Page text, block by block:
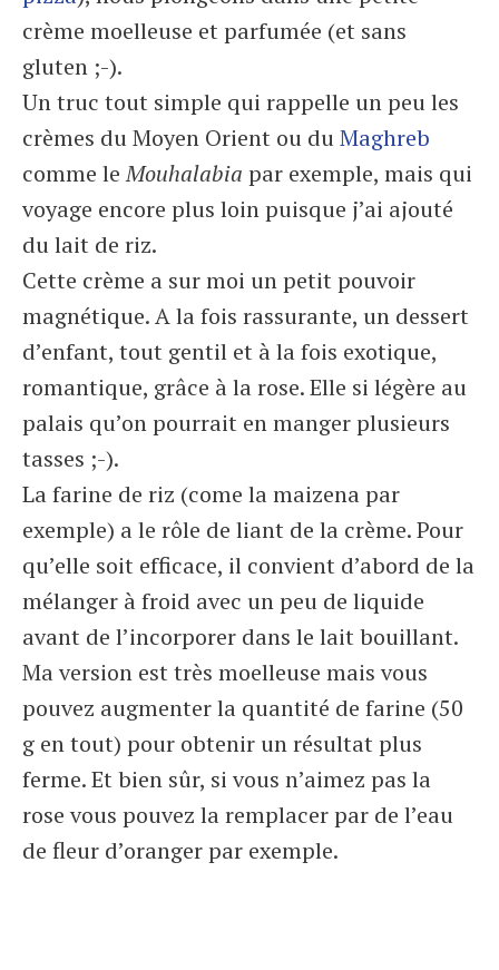
crème moelleuse et parfumée (et sans
gluten ;-).
Un truc tout simple qui rappelle un peu les
crèmes du Moyen Orient ou du Maghreb
comme leMouhalabia par exemple, mais qui
voyage encore plus loin puisque j’ai ajouté
du lait de riz.
Cette crème a sur moi un petit pouvoir
magnétique. A la fois rassurante, un dessert
d’enfant, tout gentil et à la fois exotique,
romantique, grâce à la rose. Elle si légère au
palais qu’on pourrait en manger plusieurs
tasses ;-).
La farine de riz (come la maizena par
exemple) a le rôle de liant de la crème. Pour
qu’elle soit efficace, il convient d’abord de la
mélanger à froid avec un peu de liquide
avant de l’incorporer dans le lait bouillant.
Ma version est très moelleuse mais vous
pouvez augmenter la quantité de farine (50
g en tout) pour obtenir un résultat plus
ferme. Et bien sûr, si vous n’aimez pas la
rose vous pouvez la remplacer par de l’eau
de fleur d’oranger par exemple.